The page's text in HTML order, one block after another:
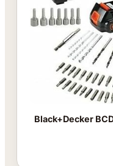
Black+Decker